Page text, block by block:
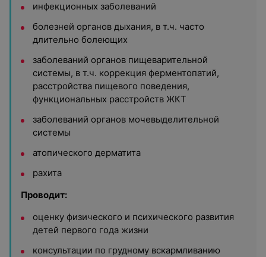
инфекционных заболеваний
болезней органов дыхания, в т.ч. часто
длительно болеющих
заболеваний органов пищеварительной
системы, в т.ч. коррекция ферментопатий,
расстройства пищевого поведения,
функциональных расстройств ЖКТ
заболеваний органов мочевыделительной
системы
атопического дерматита
рахита
Проводит:
оценку физического и психического развития
детей первого года жизни
консультации по грудному вскармливанию